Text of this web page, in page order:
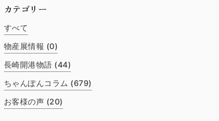
カテゴリー
すべて
物産展情報 (0)
長崎開港物語 (44)
ちゃんぽんコラム (679)
お客様の声 (20)